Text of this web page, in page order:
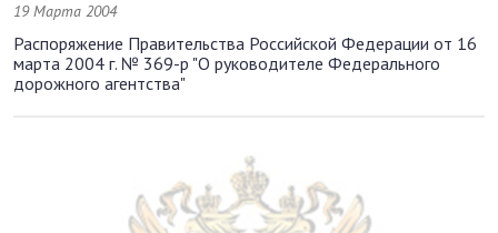
19 Марта 2004
Распоряжение Правительства Российской Федерации от 16
марта 2004 г. № 369-р "О руководителе Федерального
дорожного агентства"